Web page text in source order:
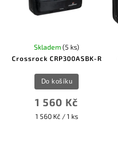
Crossrock CRP300ASBK-R
Skladem(5 ks)
1 560 Kč
1 560 Kč / 1 ks
Do košíku